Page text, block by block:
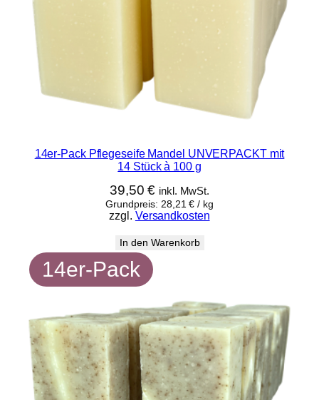
14er-Pack Pflegeseife Mandel UNVERPACKT mit
14 Stück à 100 g
39,50€ inkl. MwSt.
Grundpreis: 28,21€ / kg
zzgl. Versandkosten
In den Warenkorb
14er-Pack